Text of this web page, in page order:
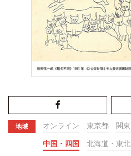
地域 オンライン 東京都 関東
中国・四国 北海道・東北